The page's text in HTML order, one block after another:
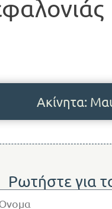
Ακίνητα:
Ρωτήστε για